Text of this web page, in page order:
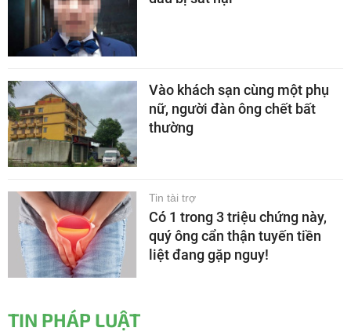
Vào khách sạn cùng một phụ
nữ, người đàn ông chết bất
thường
Tin tài trợ
Có 1 trong 3 triệu chứng này,
quý ông cẩn thận tuyến tiền
liệt đang gặp nguy!
TIN PHÁP LUẬT